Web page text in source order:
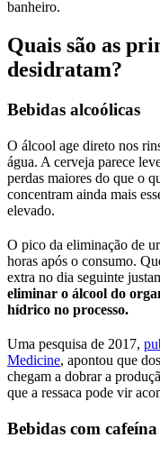
banheiro.
Quais são as
desidratam?
Bebidas alcoólicas
O álcool age direto nos
água. A cerveja parece
perdas maiores do que o
concentram ainda mais
elevado.
O pico da eliminação de
horas após o consumo.
extra no dia seguinte
eliminar o álcool do
hídrico no processo.
Uma pesquisa de 2017,
Medicine, apontou que
chegam a dobrar a
que a ressaca pode vir
Bebidas com cafeína